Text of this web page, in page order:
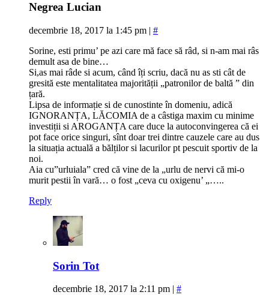
Negrea Lucian
decembrie 18, 2017 la 1:45 pm | #
Sorine, esti primu’ pe azi care mă face să râd, si n-am mai râs
demult asa de bine…
Si,as mai râde si acum, când îți scriu, dacă nu as sti cât de
gresită este mentalitatea majorității „patronilor de baltă ” din
țară.
Lipsa de informație si de cunostinte în domeniu, adică
IGNORANȚA, LĂCOMIA de a câstiga maxim cu minime
investiții si AROGANȚA care duce la autoconvingerea că ei
pot face orice singuri, sînt doar trei dintre cauzele care au dus
la situația actuală a bălților si lacurilor pt pescuit sportiv de la
noi.
Aia cu”urluiala” cred că vine de la „urlu de nervi că mi-o
murit pestii în vară… o fost „ceva cu oxigenu’ „…..
Reply
Sorin Tot
decembrie 18, 2017 la 2:11 pm | #